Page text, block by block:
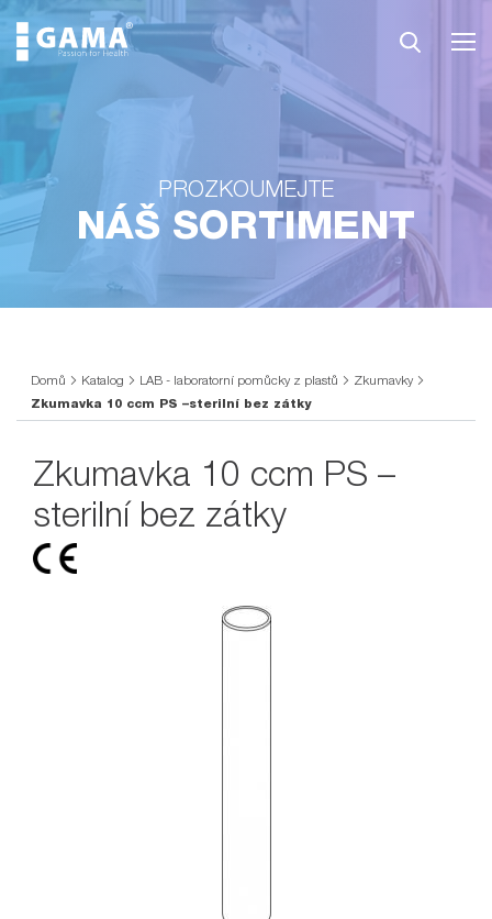
PROZKOUMEJTE
NÁŠ SORTIMENT
Domů Katalog LAB - laboratorní pomůcky z plastů Zkumavky
Zkumavka 10 ccm PS –sterilní bez zátky
Zkumavka 10 ccm PS –
sterilní bez zátky